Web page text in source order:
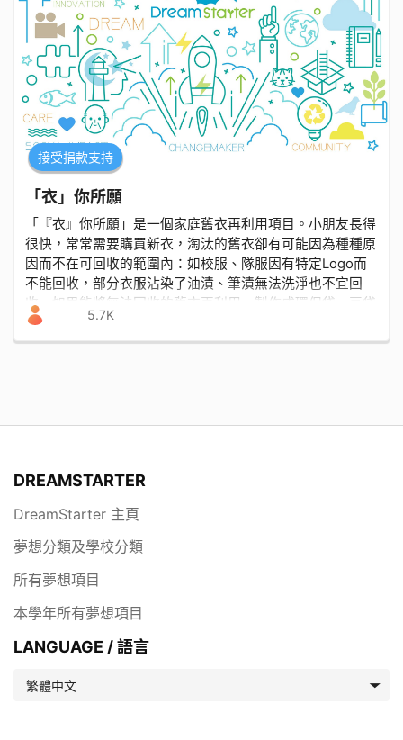
接受捐款支持
「衣」你所願
「『衣』你所願」是一個家庭舊衣再利用項目。小朋友長得
很快，常常需要購買新衣，淘汰的舊衣卻有可能因為種種原
因而不在可回收的範圍內：如校服、隊服因有特定Logo而
不能回收，部分衣服沾染了油漬、筆漬無法洗淨也不宜回
收。如果能將無法回收的舊衣再利用，製作成環保袋、豆袋
等物品，成為具實用性與紀念意義的新物件，不僅可以鍛煉
小朋友的動手能力，還可以減少紡織廢料的產生，甚至成為
5.7K
DREAMSTARTER
DreamStarter 主頁
夢想分類及學校分類
所有夢想項目
本學年所有夢想項目
LANGUAGE / 語言